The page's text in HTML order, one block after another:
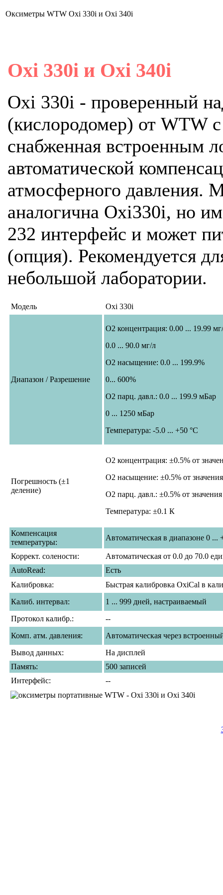
Оксиметры WTW Oxi 330i и Oxi 340i
Oxi 330i и Oxi 340i
Oxi 330i - проверенный
(кислородомер) от WTW
снабженная встроенным
автоматической
атмосферного давления.
аналогична Oxi330i, но
232 интерфейс и может
(опция). Рекомендуется
небольшой лаборатории.
Модель Oxi 330i
Диапазон / Разрешение
О2 концентрация: 0.00 ... 19.99
0.0 ... 90.0 мг/л
О2 насыщение: 0.0 ... 199.9%
0... 600%
О2 парц. давл.: 0.0 ... 199.9 мБар
0 ... 1250 мБар
Температура: -5.0 ... +50 °C
Погрешность (±1
деление)
О2 концентрация: ±0.5% от
О2 насыщение: ±0.5% от значения
О2 парц. давл.: ±0.5% от значения
Температура: ±0.1 К
Компенсация
температуры:
Автоматическая в диапазоне 0 ...
Коррект. солености:
Автоматическая от 0.0 до 70.0
AutoRead:
Есть
Калибровка:
Быстрая калибровка OxiCal в
Калиб. интервал:
1 ... 999 дней, настраиваемый
Протокол калибр.:
--
Комп. атм. давления:
Автоматическая через
Вывод данных:
На дисплей
Память:
500 записей
Интерфейс:
--